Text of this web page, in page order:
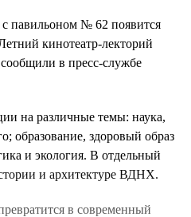
павильоном № 62 появится
кинотеатр-лекторий
в пресс-службе
на различные темы: наука,
образование, здоровый образ
и экология. В отдельный
и архитектуре ВДНХ.
в современный